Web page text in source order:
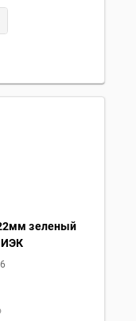
зеленый
ИЭК